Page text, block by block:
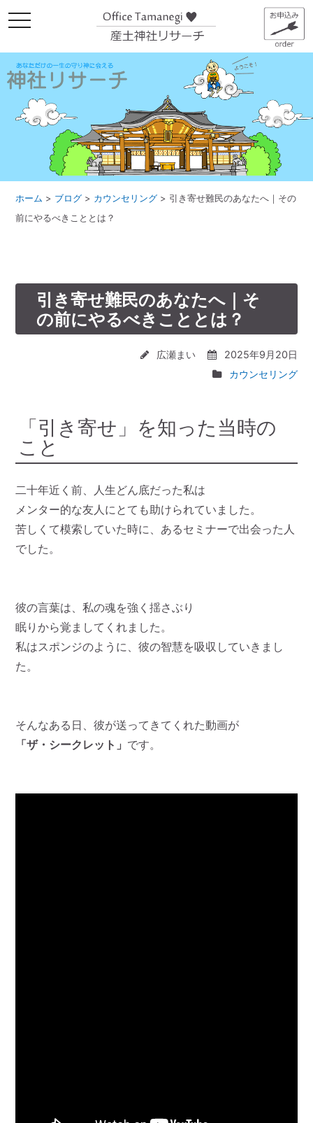
メ
ニ
ー
ホーム > ブログ > カウンセリング > 引き寄せ難民のあなたへ｜その
前にやるべきこととは？
引き寄せ難民のあなたへ｜そ
の前にやるべきこととは？
広瀬まい
2025年9月20日
カウンセリング
「引き寄せ」を知った当時の
こと
二十年近く前、人生どん底だった私は
メンター的な友人にとても助けられていました。
苦しくて模索していた時に、あるセミナーで出会った人
でした。
彼の言葉は、私の魂を強く揺さぶり
眠りから覚ましてくれました。
私はスポンジのように、彼の智慧を吸収していきまし
た。
そんなある日、彼が送ってきてくれた動画が
「ザ・シークレット」 です。